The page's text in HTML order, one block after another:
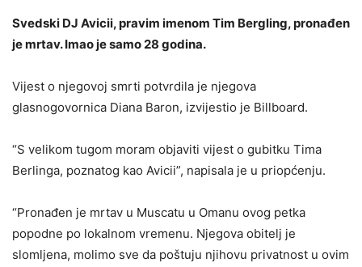
Svedski DJ Avicii, pravim imenom Tim Bergling, pronađen
je mrtav. Imao je samo 28 godina.
Vijest o njegovoj smrti potvrdila je njegova
glasnogovornica Diana Baron, izvijestio je Billboard.
“S velikom tugom moram objaviti vijest o gubitku Tima
Berlinga, poznatog kao Avicii”, napisala je u priopćenju.
“Pronađen je mrtav u Muscatu u Omanu ovog petka
popodne po lokalnom vremenu. Njegova obitelj je
slomljena, molimo sve da poštuju njihovu privatnost u ovim